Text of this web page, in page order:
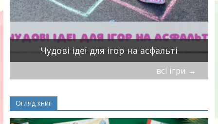
Чудові ідеї для ігор на асфальті
всі ігри →
Огляд книг